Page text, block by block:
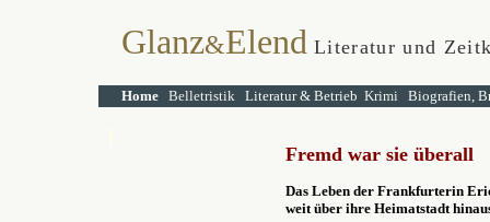
Glanz&Elend Literatur und
Home Belletristik Literatur & Betrieb Krimi Biografien,
Fremd war sie überall
Das Leben der Frankfurterin
weit über ihre Heimatstadt